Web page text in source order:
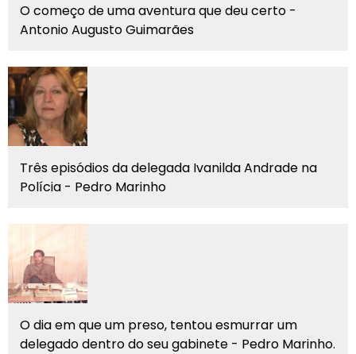
O começo de uma aventura que deu certo -
Antonio Augusto Guimarães
Três episódios da delegada Ivanilda Andrade na
Polícia - Pedro Marinho
O dia em que um preso, tentou esmurrar um
delegado dentro do seu gabinete - Pedro Marinho.